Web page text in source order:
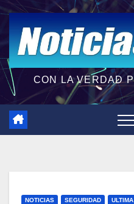
CON LA VERDAD
NOTICIAS SEGURIDAD